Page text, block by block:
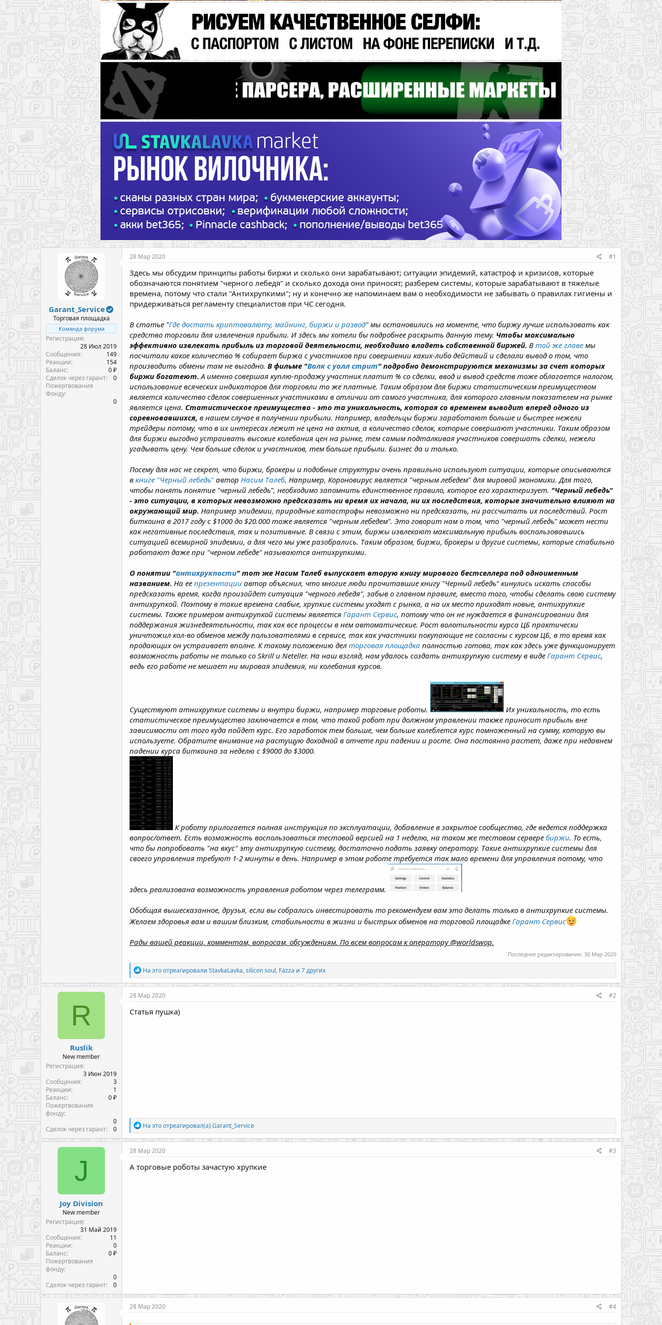
Garant_Service
Торговая площадка
Команда форума
Регистрация
28 Июл 2019
Сообщения
149
Реакции
154
Баланс
0 ₽
Сделок через гарант
0
Пожертвования
Фонду
0
28 Мар 2020 #1
Здесь мы обсудим принципы работы биржи и сколько они зарабатывают; ситуации эпидемий, катастроф и кризисов, которые
обозначаются понятием "черного лебедя" и сколько дохода они приносят; разберем системы, которые зарабатывают в тяжелые
времена, потому что стали "Антихрупкими"; ну и конечно же напоминаем вам о необходимости не забывать о правилах гигиены и
придерживаться регламенту специалистов при ЧС сегодня.
В статье "Где достать криптовалюту, майнинг, биржи и развод" мы остановились на моменте, что биржу лучше использовать как
средство торговли для извлечения прибыли. И здесь мы хотели бы подробнее раскрыть данную тему. Чтобы максимально
эффективно извлекать прибыль из торговой деятельности, необходимо владеть собственной биржей. В той же главе мы
посчитали какое количество % собирает биржа с участников при совершении каких-либо действий и сделали вывод о том, что
производить обмены там не выгодно. В фильме "Волк с уолл стрит" подробно демонстрируются механизмы за счет которых
биржи богатеют. А именно совершая куплю-продажу участник платит % со сделки, ввод и вывод средств тоже облагается налогом,
использование всяческих индикаторов для торговли то же платные. Таким образом для биржи статистическим преимуществом
является количество сделок совершенных участниками в отличии от самого участника, для которого главным показателем на рынке
является цена. Статистическое преимущество - это та уникальность, которая со временем выводит вперед одного из
соревновавшихся, в нашем случае в получении прибыли. Например, владельцы биржи заработают больше и быстрее нежели
трейдеры потому, что в их интересах лежит не цена на актив, а количество сделок, которые совершают участники. Таким образом
для биржи выгодно устраивать высокие колебания цен на рынке, тем самым подталкивая участников совершать сделки, нежели
угадывать цену. Чем больше сделок и участников, тем больше прибыли. Бизнес да и только.
Посему для нас не секрет, что биржи, брокеры и подобные структуры очень правильно используют ситуации, которые описываются
в книге "Черный лебедь" автор Насим Талеб. Например, Короновирус является "черным лебедем" для мировой экономики. Для того,
чтобы понять понятие "черный лебедь", необходимо запомнить единственное правило, которое его характеризует. "Черный лебедь"
- это ситуации, в которых невозможно предсказать ни время их начала, ни их последствия, которые значительно влияют на
окружающий мир. Например эпидемии, природные катастрофы невозможно ни предсказать, ни рассчитать их последствий. Рост
биткоина в 2017 году с $1000 до $20.000 тоже является "черным лебедем". Это говорит нам о том, что "черный лебедь" может нести
как негативные последствия, так и позитивные. В связи с этим, биржы извлекают максимальную прибыль воспользовавшись
ситуацией всемирной эпидемии, а для чего мы уже разобрались. Таким образом, биржи, брокеры и другие системы, которые стабильно
работают даже при "черном лебеде" называются антихрупкими.
О понятии "антихрукпости" тот же Насим Талеб выпускает вторую книгу мирового бестселлера под одноименным
названием. На ее презентации автор объяснил, что многие люди прочитавшие книгу "Черный лебедь" кинулись искать способы
предсказать время, когда произойдет ситуация "черного лебедя", забыв о главном правиле, вместо того, чтобы сделать свою систему
антихрупкой. Поэтому в такие времена слабые, хрупкие системы уходят с рынка, а на их место приходят новые, антихрупкие
системы. Также примером антихрупкой системы является Гарант Сервис, потому что он не нуждается в финансировании для
поддержания жизнедеятельности, так как все процессы в нем автоматические. Рост волотильности курса ЦБ практически
уничтожил кол-во обменов между пользователями в сервисе, так как участники покупающие не согласны с курсом ЦБ, в то время как
продающих он устраивает вполне. К такому положению дел торговая площадка полностью готова, так как здесь уже функционирует
возможность работы не только со Skrill и Neteller. На наш взгляд, нам удалось создать антихрупкую систему в виде Гарант Сервис,
ведь его работе не мешает ни мировая эпидемия, ни колебания курсов.
Существуют атнихрупкие системы и внутри биржи, например торговые роботы.
Их уникальность, то есть
статистическое преимущество заключается в том, что такой робот при должном управлении также приносит прибыль вне
зависимости от того куда пойдет курс. Его заработок тем больше, чем больше колеблется курс помноженный на сумму, которую вы
используете. Обратите внимание на растущую доходной в отчете при падении и росте. Она постоянно растет, даже при недавнем
падении курса биткоина за неделю с $9000 до $3000.
К роботу прилогается полная инструкция по эксплуатации, добавление в закрытое сообщество, где ведется поддержка
вопрос/ответ. Есть возможность воспользоваться тестовой версией на 1 неделю, на таком же тестовом сервере биржи. То есть,
что бы попробовать "на вкус" эту антихрупкую систему, достаточно подать заявку оператору. Такие антихрупкие системы для
своего управления требуют 1-2 минуты в день. Например в этом роботе требуется так мало времени для управления потому, что
здесь реализована возможность управления роботом через телеграмм.
Обобщая вышесказанное, друзья, если вы собрались инвестировать то рекомендуем вам это делать только в антихрупкие системы.
Желаем здоровья вам и вашим близким, стабильности в жизни и быстрых обменов на торговой площадке Гарант Сервис
Рады вашей реакции, комментам, вопросам, обсуждениям. По всем вопросам к оператору @worldswop.
Последнее редактирование: 30 Мар 2020
Р
е
а
к
и
и
На это отреагировали StavkaLavka,silicon soul, Fazza и 7 других
R
Ruslik
New member
Регистрация
3 Июн 2019
Сообщения
3
Реакции
1
Баланс
0 ₽
Пожертвования
фонду
0
Сделок через гарант
0
28 Мар 2020 #2
Статья пушка)
Р
е
а
к
и
и
На это отреагировал(а) Garant_Service
J
Joy Division
New member
Регистрация
31 Май 2019
Сообщения
11
Реакции
0
Баланс
0 ₽
Пожертвования
фонду
0
Сделок через гарант
0
28 Мар 2020 #3
А торговые роботы зачастую хрупкие
28 Мар 2020 #4